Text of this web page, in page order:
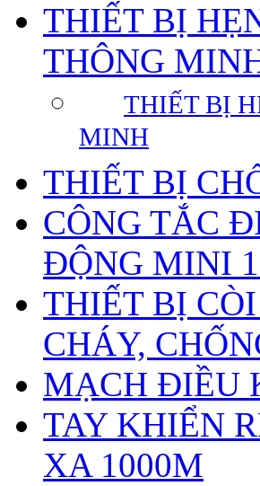
THIẾT BỊ
THÔNG
THIẾT BỊ
MINH
THIẾT BỊ
CÔNG TẮC
ĐỘNG MINI
THIẾT BỊ
CHÁY,
MẠCH ĐIỀU
TAY KHIỂN
XA 1000M